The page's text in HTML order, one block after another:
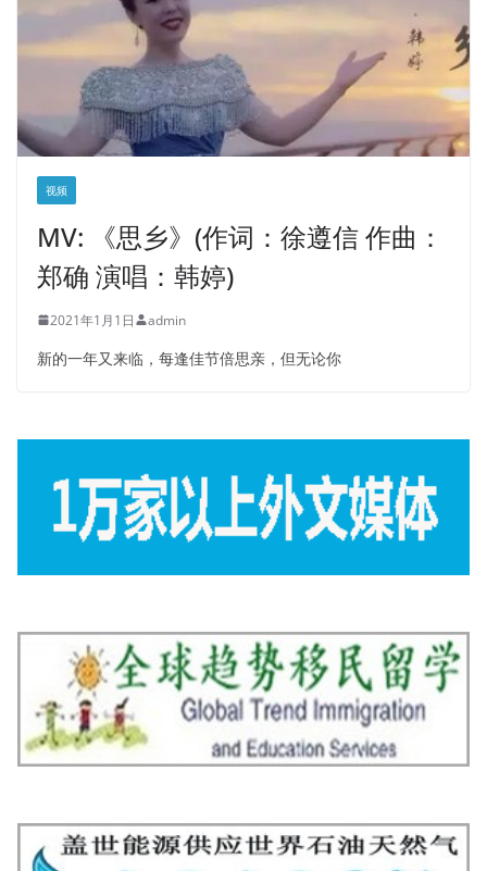
视频
MV: 《思乡》(作词：徐遵信 作曲：
郑确 演唱：韩婷)
2021年1月1日 admin
新的一年又来临，每逢佳节倍思亲，但无论你